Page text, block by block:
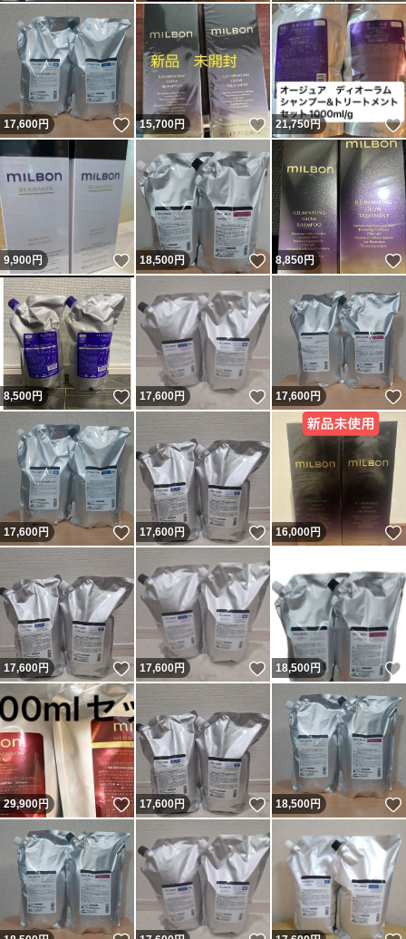
17,600円 いいね！
15,700円 いいね！
21,750円
9,900円 いいね！
18,500円 いいね！
8,850円
8,500円 いいね！
17,600円 いいね！
17,600円
17,600円 いいね！
17,600円 いいね！
16,000円
17,600円 いいね！
17,600円 いいね！
18,500円
29,900円 いいね！
17,600円 いいね！
18,500円